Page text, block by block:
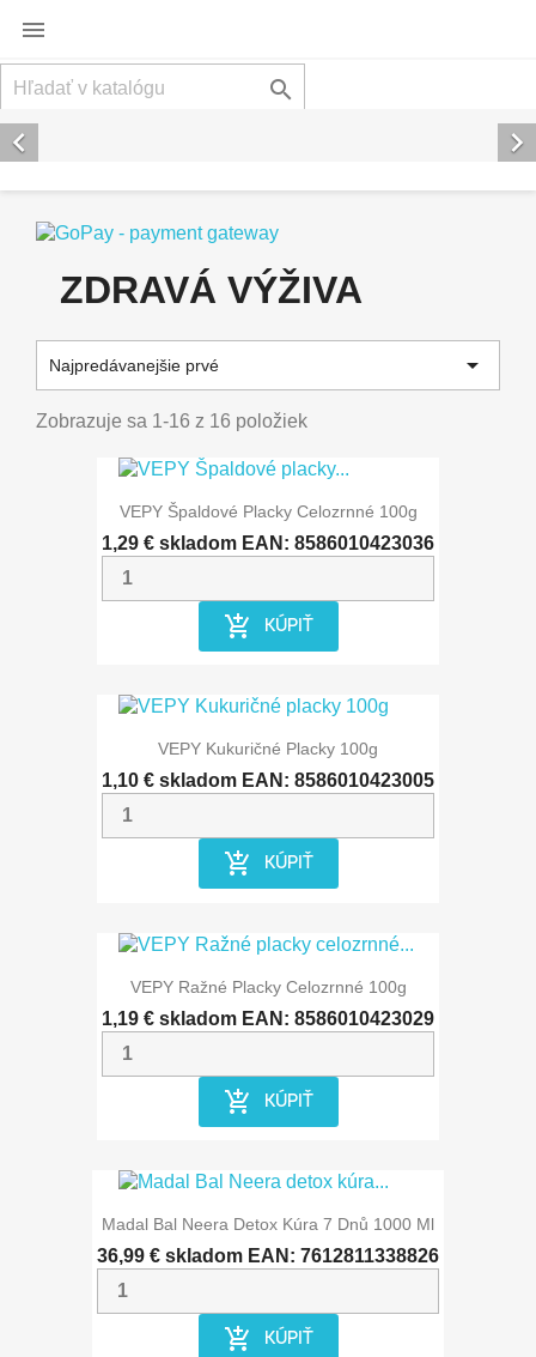


 
ZDRAVÁ VÝŽIVA
Najpredávanejšie prvé 
Zobrazuje sa 1-16 z 16 položiek
VEPY Špaldové Placky Celozrnné 100g
1,29 € skladom EAN: 8586010423036
add_shopping_cart KÚPIŤ
VEPY Kukuričné Placky 100g
1,10 € skladom EAN: 8586010423005
add_shopping_cart KÚPIŤ
VEPY Ražné Placky Celozrnné 100g
1,19 € skladom EAN: 8586010423029
add_shopping_cart KÚPIŤ
Madal Bal Neera Detox Kúra 7 Dnů 1000 Ml
36,99 € skladom EAN: 7612811338826
add_shopping_cart KÚPIŤ